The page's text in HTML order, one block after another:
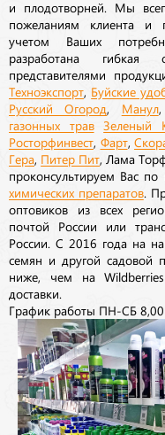
и плодотворней. Мы
пожеланиям клиента и
учетом Ваших
разработана
представителями
Техноэкспорт Буйские
Русский Огород Манул
газонных трав Зеленый
Росторфинвест Фарт,
Гера Питер Пит , Лама
проконсультируем Вас по
химических препаратов.
оптовиков из всех
почтой России или
России. С 2016 года на
семян и другой садовой
ниже, чем на
доставки.
График работы ПН-СБ